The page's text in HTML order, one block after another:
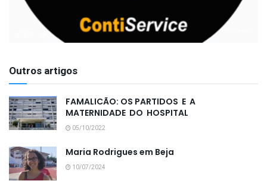
Outros artigos
FAMALICÃO: OS PARTIDOS E A
MATERNIDADE DO HOSPITAL
05/10/2022
Maria Rodrigues em Beja
10/07/2024